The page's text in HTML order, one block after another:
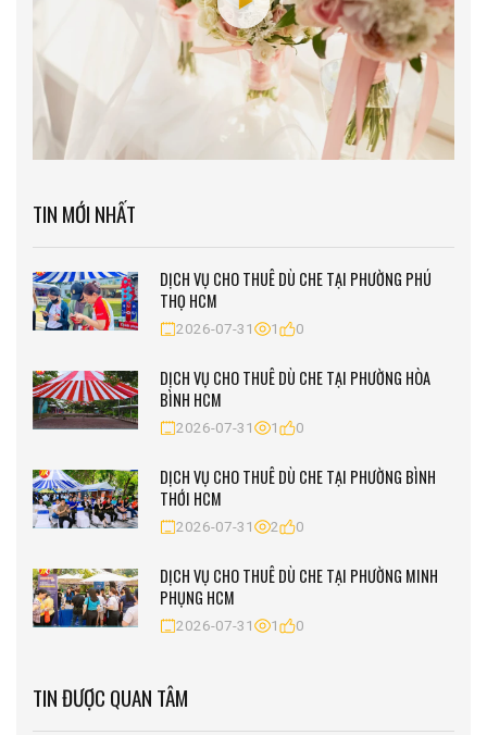
TIN MỚI NHẤT
DỊCH VỤ CHO THUÊ DÙ CHE TẠI PHƯỜNG PHÚ
THỌ HCM
2026-07-31 1 0
DỊCH VỤ CHO THUÊ DÙ CHE TẠI PHƯỜNG HÒA
BÌNH HCM
2026-07-31 1 0
DỊCH VỤ CHO THUÊ DÙ CHE TẠI PHƯỜNG BÌNH
THỚI HCM
2026-07-31 2 0
DỊCH VỤ CHO THUÊ DÙ CHE TẠI PHƯỜNG MINH
PHỤNG HCM
2026-07-31 1 0
TIN ĐƯỢC QUAN TÂM